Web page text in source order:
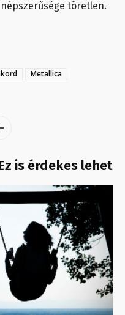
töretlen.
Metallica
is érdekes lehet